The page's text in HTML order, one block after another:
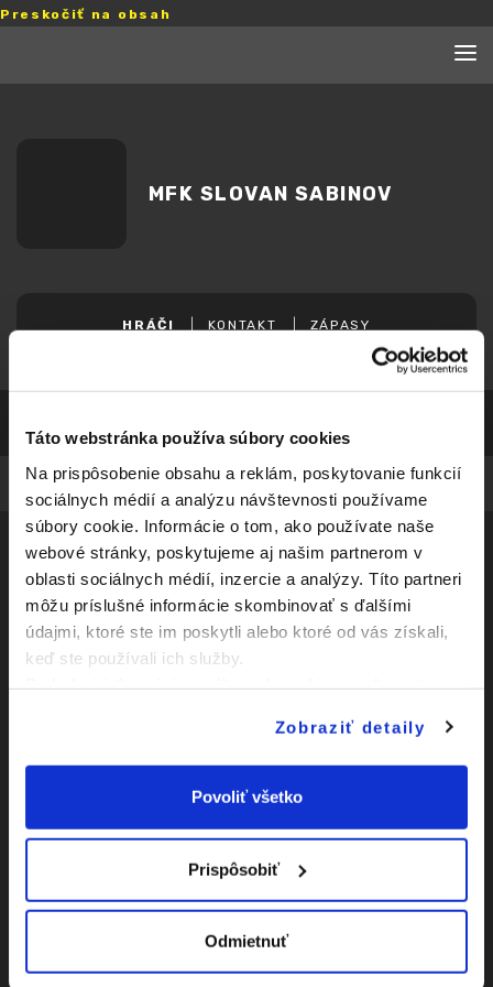
Táto webstránka používa súbory cookies
Na prispôsobenie obsahu a reklám, poskytovanie funkcií
sociálnych médií a analýzu návštevnosti používame
súbory cookie. Informácie o tom, ako používate naše
webové stránky, poskytujeme aj našim partnerom v
oblasti sociálnych médií, inzercie a analýzy. Títo partneri
môžu príslušné informácie skombinovať s ďalšími
údajmi, ktoré ste im poskytli alebo ktoré od vás získali,
keď ste používali ich služby.
Zobraziť detaily
Povoliť všetko
Prispôsobiť
Odmietnuť
Preskočiť na obsah
MFK SLOVAN SABINOV
HRÁČI KONTAKT ZÁPASY
Zápasy
Kluby
Vyhlásenie o
prístupnosti
Nastavenia Cookies |
webu
Social
Facebook
Instagram